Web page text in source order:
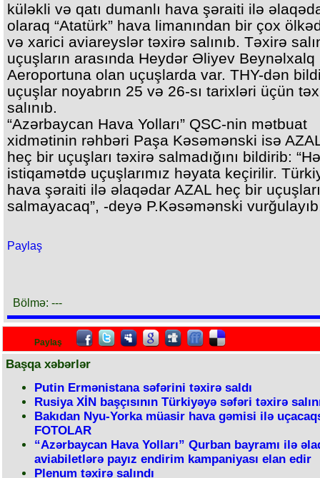
küləkli və qatı dumanlı hava şəraiti ilə
olaraq “Atatürk” hava limanından bir çox
və xarici aviareyslər təxirə salınıb. Təxirə
uçuşların arasında Heydər Əliyev Beynəlxalq
Aeroportuna olan uçuşlarda var. THY-dən
uçuşlar noyabrın 25 və 26-sı tarixləri üçün
salınıb.
“Azərbaycan Hava Yolları” QSC-nin mətbuat
xidmətinin rəhbəri Paşa Kəsəmənski isə
heç bir uçuşları təxirə salmadığını bildirib:
istiqamətdə uçuşlarımız həyata keçirilir.
hava şəraiti ilə əlaqədar AZAL heç bir
salmayacaq”, -deyə P.Kəsəmənski
Paylaş
Bölmə: ---
Paylaş
Başqa xəbərlər
Putin Ermənistana səfərini təxirə saldı
Rusiya XİN başçısının Türkiyəyə səfəri təxirə
Bakıdan Nyu-Yorka müasir hava gəmisi ilə
FOTOLAR
“Azərbaycan Hava Yolları” Qurban bayramı ilə
aviabiletlərə payız endirim kampaniyası elan edir
Plenum təxirə salındı